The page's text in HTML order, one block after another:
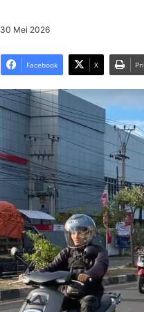
30 Mei 2026
Facebook X